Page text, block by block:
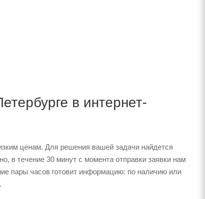
в интернет-
ценам. Для решения вашей задачи найдется
в течение 30 минут с момента отправки заявки нам
пары часов готовит информацию: по наличию или